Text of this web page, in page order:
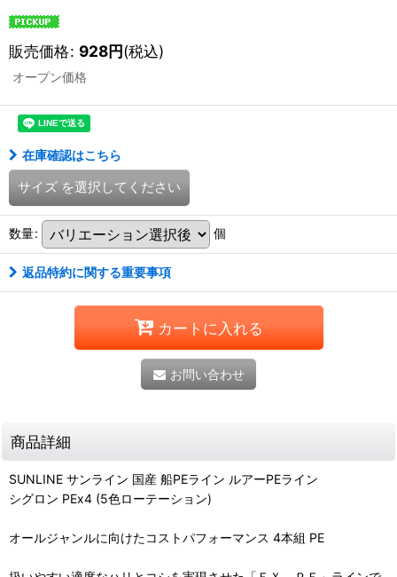
販売価格: 928円(税込)
オープン価格
在庫確認はこちら
サイズ を選択してください
数量: 個
返品特約に関する重要事項
カートに入れる
お問い合わせ
商品詳細
SUNLINE サンライン 国産 船PEライン ルアーPEライン
シグロン PEx4 (5色ローテーション)
オールジャンルに向けたコストパフォーマンス 4本組 PE